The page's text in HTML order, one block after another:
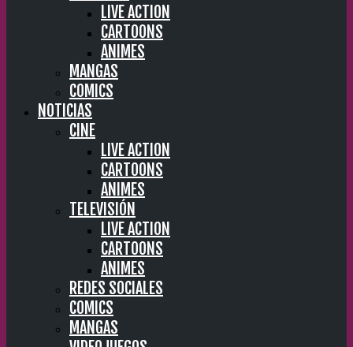
LIVE ACTION
CARTOONS
ANIMES
MANGAS
COMICS
NOTICIAS
CINE
LIVE ACTION
CARTOONS
ANIMES
TELEVISIÓN
LIVE ACTION
CARTOONS
ANIMES
REDES SOCIALES
COMICS
MANGAS